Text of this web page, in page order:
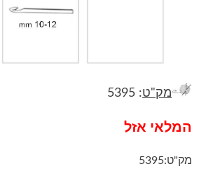
מק"ט: 5395
המלאי אזל
מק"ט:5395